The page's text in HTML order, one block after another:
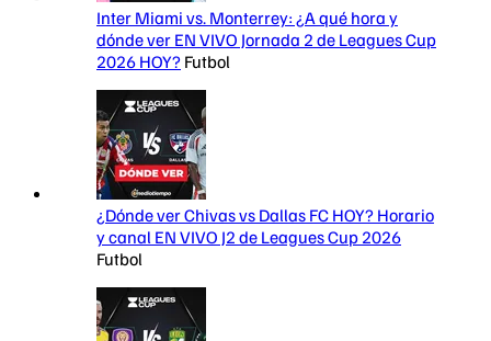
Inter Miami vs. Monterrey: ¿A qué hora y
dónde ver EN VIVO Jornada 2 de Leagues Cup
2026 HOY? Futbol
¿Dónde ver Chivas vs Dallas FC HOY? Horario
y canal EN VIVO J2 de Leagues Cup 2026
Futbol